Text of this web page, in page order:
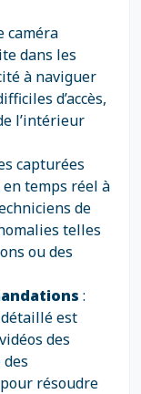
caméra
dans les
à naviguer
d’accès,
l’intérieur
capturées
temps réel à
de
telles
ou des
:
est
des
résoudre